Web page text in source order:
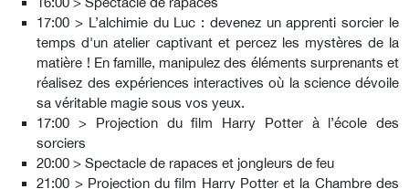
17:00 > L’alchimie du Luc : devenez un apprenti sorcier le
temps d'un atelier captivant et percez les mystères de la
matière ! En famille, manipulez des éléments surprenants et
réalisez des expériences interactives où la science dévoile
sa véritable magie sous vos yeux.
17:00 > Projection du film Harry Potter à l’école des
sorciers
20:00 > Spectacle de rapaces et jongleurs de feu
21:00 > Projection du film Harry Potter et la Chambre des